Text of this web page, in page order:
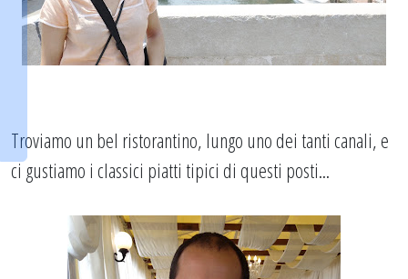
Troviamo un bel ristorantino, lungo uno dei tanti canali, e
ci gustiamo i classici piatti tipici di questi posti...